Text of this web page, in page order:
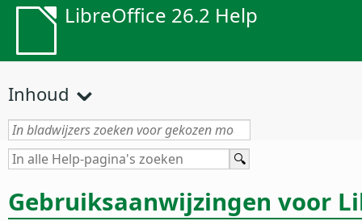
LibreOffice 26.2 Help
Inhoud
Gebruiksaanwijzingen voor